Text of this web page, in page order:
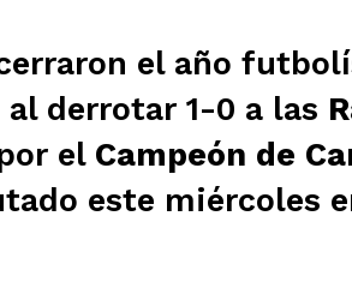
el año
derrotar 1-0 a las
el Campeón de
este miércoles